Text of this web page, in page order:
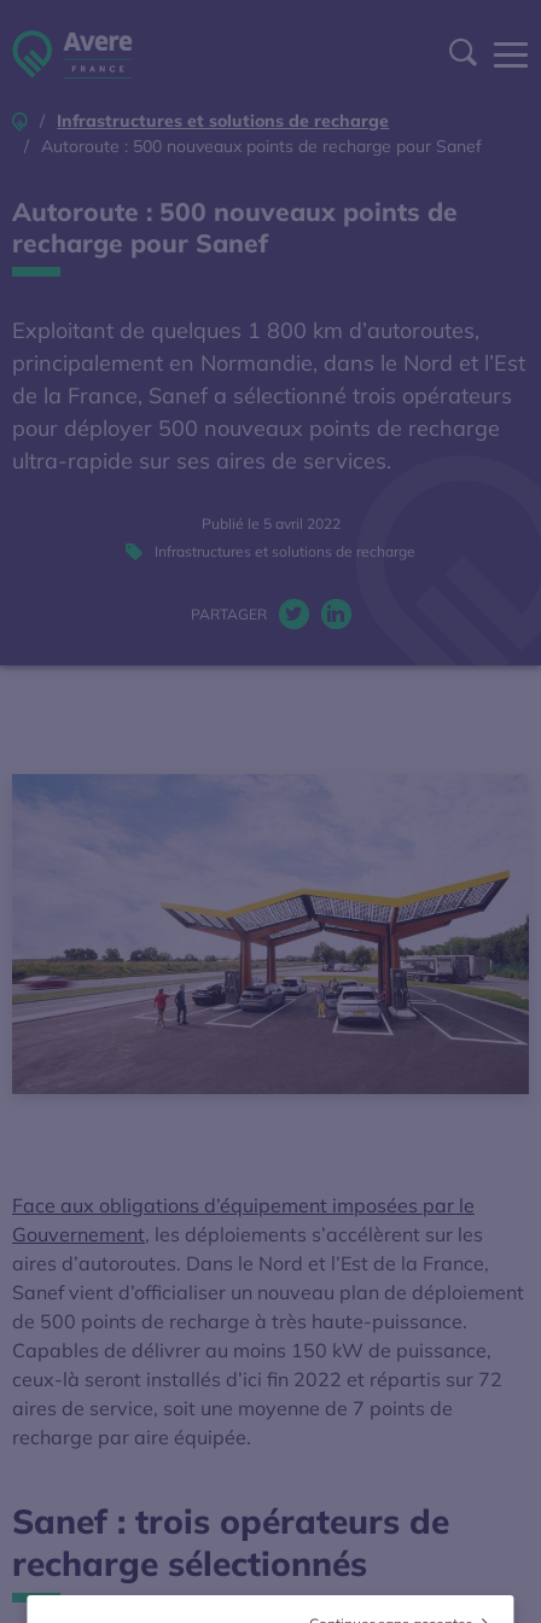
AFIREV
BAROMÈTRE EXPERT S'OUVRE DANS UNE
A DÉCOUVRIR
DEVENIR ADHÉRENT
Espace presse
AccueilInfrastructures et solutions de recharge
Autoroute : 500 nouveaux points de recharge pour Sanef
Autoroute : 500 nouveaux points de
recharge pour Sanef
Exploitant de quelques 1 800 km d’autoroutes,
principalement en Normandie, dans le Nord et l’Est
de la France, Sanef a sélectionné trois opérateurs
pour déployer 500 nouveaux points de recharge
ultra-rapide sur ses aires de services.
Publié le 5 avril 2022
Infrastructures et solutions de recharge
PARTAGER
Face aux obligations d’équipement imposées par le
Gouvernement, les déploiements s’accélèrent sur les
aires d’autoroutes. Dans le Nord et l’Est de la France,
Sanef vient d’officialiser un nouveau plan de déploiement
de 500 points de recharge à très haute-puissance.
Capables de délivrer au moins 150 kW de puissance,
ceux-là seront installés d’ici fin 2022 et répartis sur 72
aires de service, soit une moyenne de 7 points de
recharge par aire équipée.
Sanef : trois opérateurs de
recharge sélectionnés